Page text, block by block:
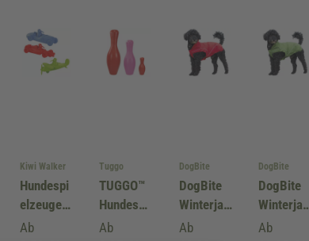
Kiwi Walker
Hundespi
elzeuge
Kiwi
Ab
Tuggo
TUGGO™
Hundespi
elzeuge
Ab
DogBite
DogBite
Winterjac
ke,
Ab
DogBite
DogBite
Winterjac
ke,
Ab